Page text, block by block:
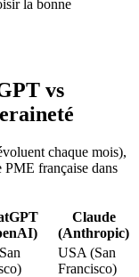
la bonne
vs
chaque mois),
PME française dans
Claude
(Anthropic)
USA (San
Francisco)